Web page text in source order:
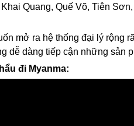
Quang, Quế Võ, Tiên
mở ra hệ thống đại lý rộng
dễ dàng tiếp cận những sản
đi Myanma: